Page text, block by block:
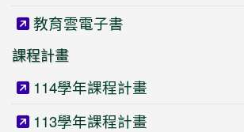
教育雲電子書
課程計畫
114學年課程計畫
113學年課程計畫